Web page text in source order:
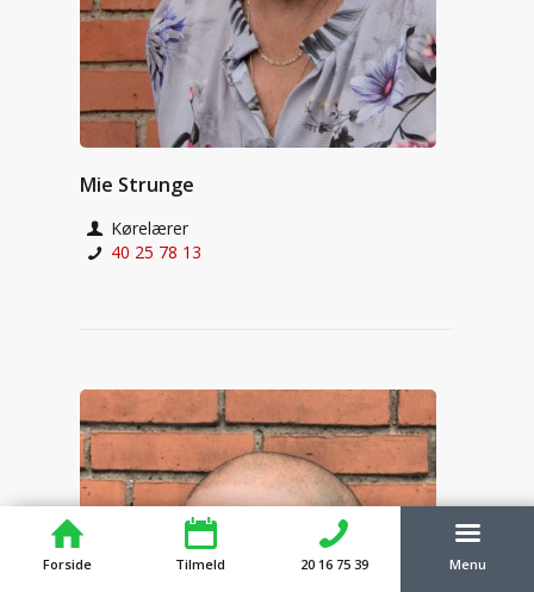
Mie Strunge
Kørelærer
40 25 78 13
Forside Tilmeld 20 16 75 39 Menu